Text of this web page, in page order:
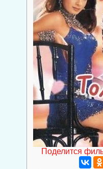
Поделится